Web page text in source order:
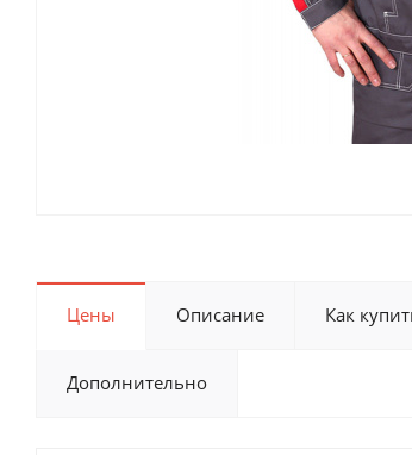
Цены Описание Как
Дополнительно